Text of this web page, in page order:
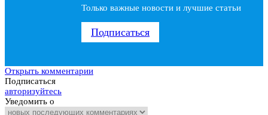
Только важные новости и лучшие статьи
Подписаться
Открыть комментарии
Подписаться
авторизуйтесь
Уведомить о